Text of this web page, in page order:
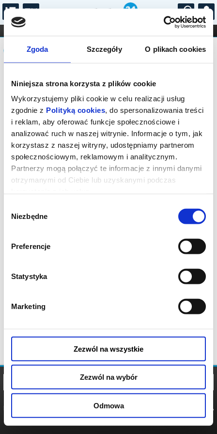
Zgoda Szczegóły O plikach cookies
Niniejsza strona korzysta z plików cookie
Wykorzystujemy pliki cookie w celu realizacji usług
zgodnie z Polityką cookies, do spersonalizowania treści
i reklam, aby oferować funkcje społecznościowe i
analizować ruch w naszej witrynie. Informacje o tym, jak
korzystasz z naszej witryny, udostępniamy partnerom
społecznościowym, reklamowym i analitycznym.
Partnerzy mogą połączyć te informacje z innymi danymi
otrzymanymi od Ciebie lub uzyskanymi podczas
zgody
Niezbędne
Preferencje
Statystyka
Marketing
Zezwól na wszystkie
Zezwól na wybór
Odmowa
...
FILHARMONIA OPERA I BALET
STAND-UP
DLA DZIECI
Komunikat
Sprzedaż biletów on-line na wydarzenie
została zakończona.
POLITYKA
POLITYKA